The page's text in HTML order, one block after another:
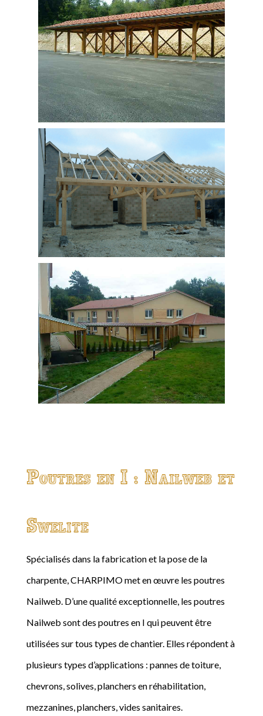
Poutres en I : Nailweb et
Swelite
Spécialisés dans la fabrication et la pose de la
charpente, CHARPIMO met en œuvre les poutres
Nailweb. D’une qualité exceptionnelle, les poutres
Nailweb sont des poutres en I qui peuvent être
utilisées sur tous types de chantier. Elles répondent à
plusieurs types d’applications : pannes de toiture,
chevrons, solives, planchers en réhabilitation,
mezzanines, planchers, vides sanitaires.